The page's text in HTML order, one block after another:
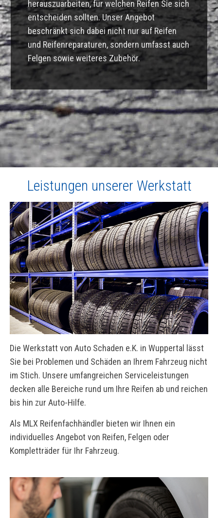
herauszuarbeiten, für welchen Reifen Sie sich
entscheiden sollten. Unser Angebot
beschränkt sich dabei nicht nur auf Reifen
und Reifenreparaturen, sondern umfasst auch
Felgen sowie weiteres Zubehör.
Leistungen unserer Werkstatt
Die Werkstatt von Auto Schaden e.K. in Wuppertal lässt
Sie bei Problemen und Schäden an Ihrem Fahrzeug nicht
im Stich. Unsere umfangreichen Serviceleistungen
decken alle Bereiche rund um Ihre Reifen ab und reichen
bis hin zur Auto-Hilfe.
Als MLX Reifenfachhändler bieten wir Ihnen ein
individuelles Angebot von Reifen, Felgen oder
Kompletträder für Ihr Fahrzeug.